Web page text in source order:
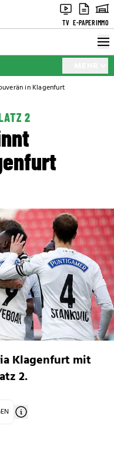
TV E-PAPERIMMO
in Klagenfurt
2
Klagenfurt mit
2.